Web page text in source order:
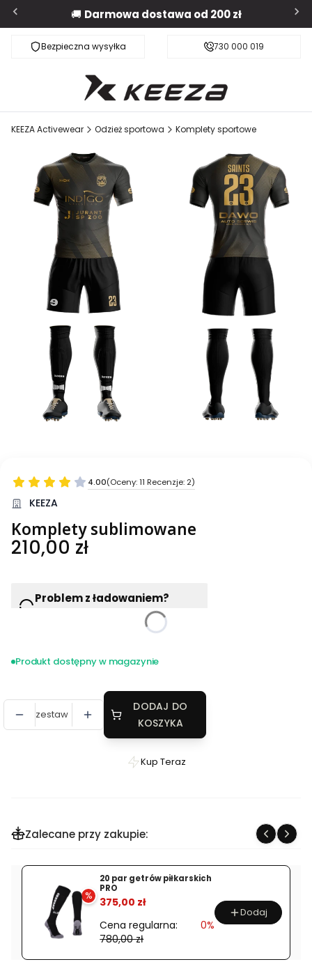
🚚 Darmowa dostawa od 200 zł
Bezpieczna wysyłka Darmowa dostawa od 200 zł
730 000 019
KEEZA Activewear Odzież sportowa Komplety sportowe
4.00(Oceny: 11 Recenzje: 2)
KEEZA
Komplety sublimowane
Cena
210,00 zł
Problem z ładowaniem?
Wciśnij F5 lub odśwież ponownie
Wybierz wariant produktu:
Produkt dostępny w magazynie
zestaw
DODAJ DO
KOSZYKA
Szybki
Kup Teraz
Zalecane przy zakupie:
%
20 par getrów piłkarskich
PRO
375,00 zł
Cena regularna:
780,00 zł
0%
Dodaj